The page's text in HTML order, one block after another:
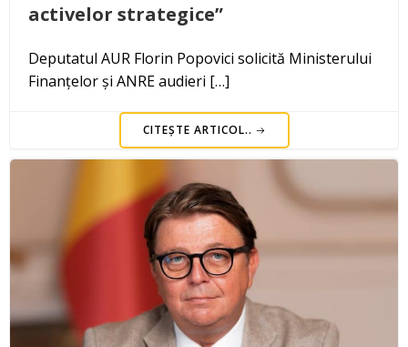
activelor strategice”
Deputatul AUR Florin Popovici solicită Ministerului
Finanțelor și ANRE audieri […]
CITEȘTE ARTICOL..